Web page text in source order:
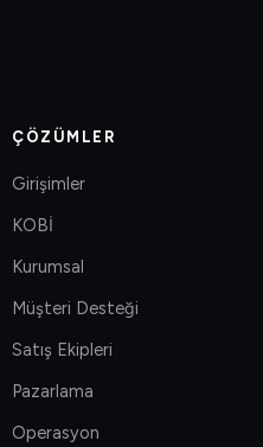
ÇÖZÜMLER
Girişimler
KOBİ
Kurumsal
Müşteri Desteği
Satış Ekipleri
Pazarlama
Operasyon